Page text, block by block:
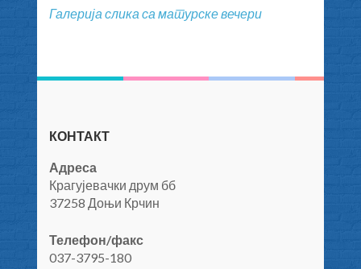
Галерија слика са матурске вечери
КОНТАКТ
Адреса
Крагујевачки друм бб
37258 Доњи Крчин
Телефон/факс
037-3795-180